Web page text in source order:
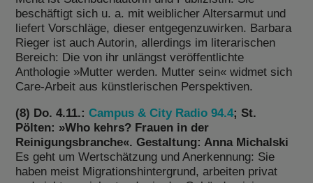
beschäftigt sich u. a. mit weiblicher Altersarmut und
liefert Vorschläge, dieser entgegenzuwirken. Barbara
Rieger ist auch Autorin, allerdings im literarischen
Bereich: Die von ihr unlängst veröffentlichte
Anthologie »Mutter werden. Mutter sein« widmet sich
Care-Arbeit aus künstlerischen Perspektiven.
(8) Do. 4.11.:Campus & City Radio 94.4; St.
Pölten: »Who kehrs? Frauen in der
Reinigungsbranche«. Gestaltung: Anna Michalski
Es geht um Wertschätzung und Anerkennung: Sie
haben meist Migrationshintergrund, arbeiten privat